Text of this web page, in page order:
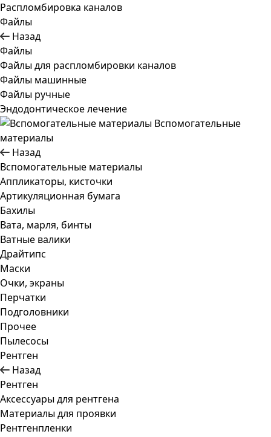
Распломбировка каналов
Файлы
Назад
Файлы
Файлы для распломбировки каналов
Файлы машинные
Файлы ручные
Эндодонтическое лечение
Вспомогательные
материалы
Назад
Вспомогательные материалы
Аппликаторы, кисточки
Артикуляционная бумага
Бахилы
Вата, марля, бинты
Ватные валики
Драйтипс
Маски
Очки, экраны
Перчатки
Подголовники
Прочее
Пылесосы
Рентген
Назад
Рентген
Аксессуары для рентгена
Материалы для проявки
Рентгенпленки